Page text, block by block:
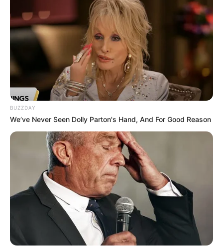
BUZZDAY
We’ve Never Seen Dolly Parton's Hand, And For Good Reason